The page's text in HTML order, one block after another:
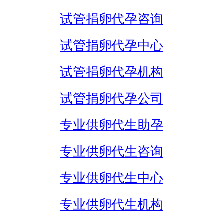
试管捐卵代孕咨询
试管捐卵代孕中心
试管捐卵代孕机构
试管捐卵代孕公司
专业供卵代生助孕
专业供卵代生咨询
专业供卵代生中心
专业供卵代生机构